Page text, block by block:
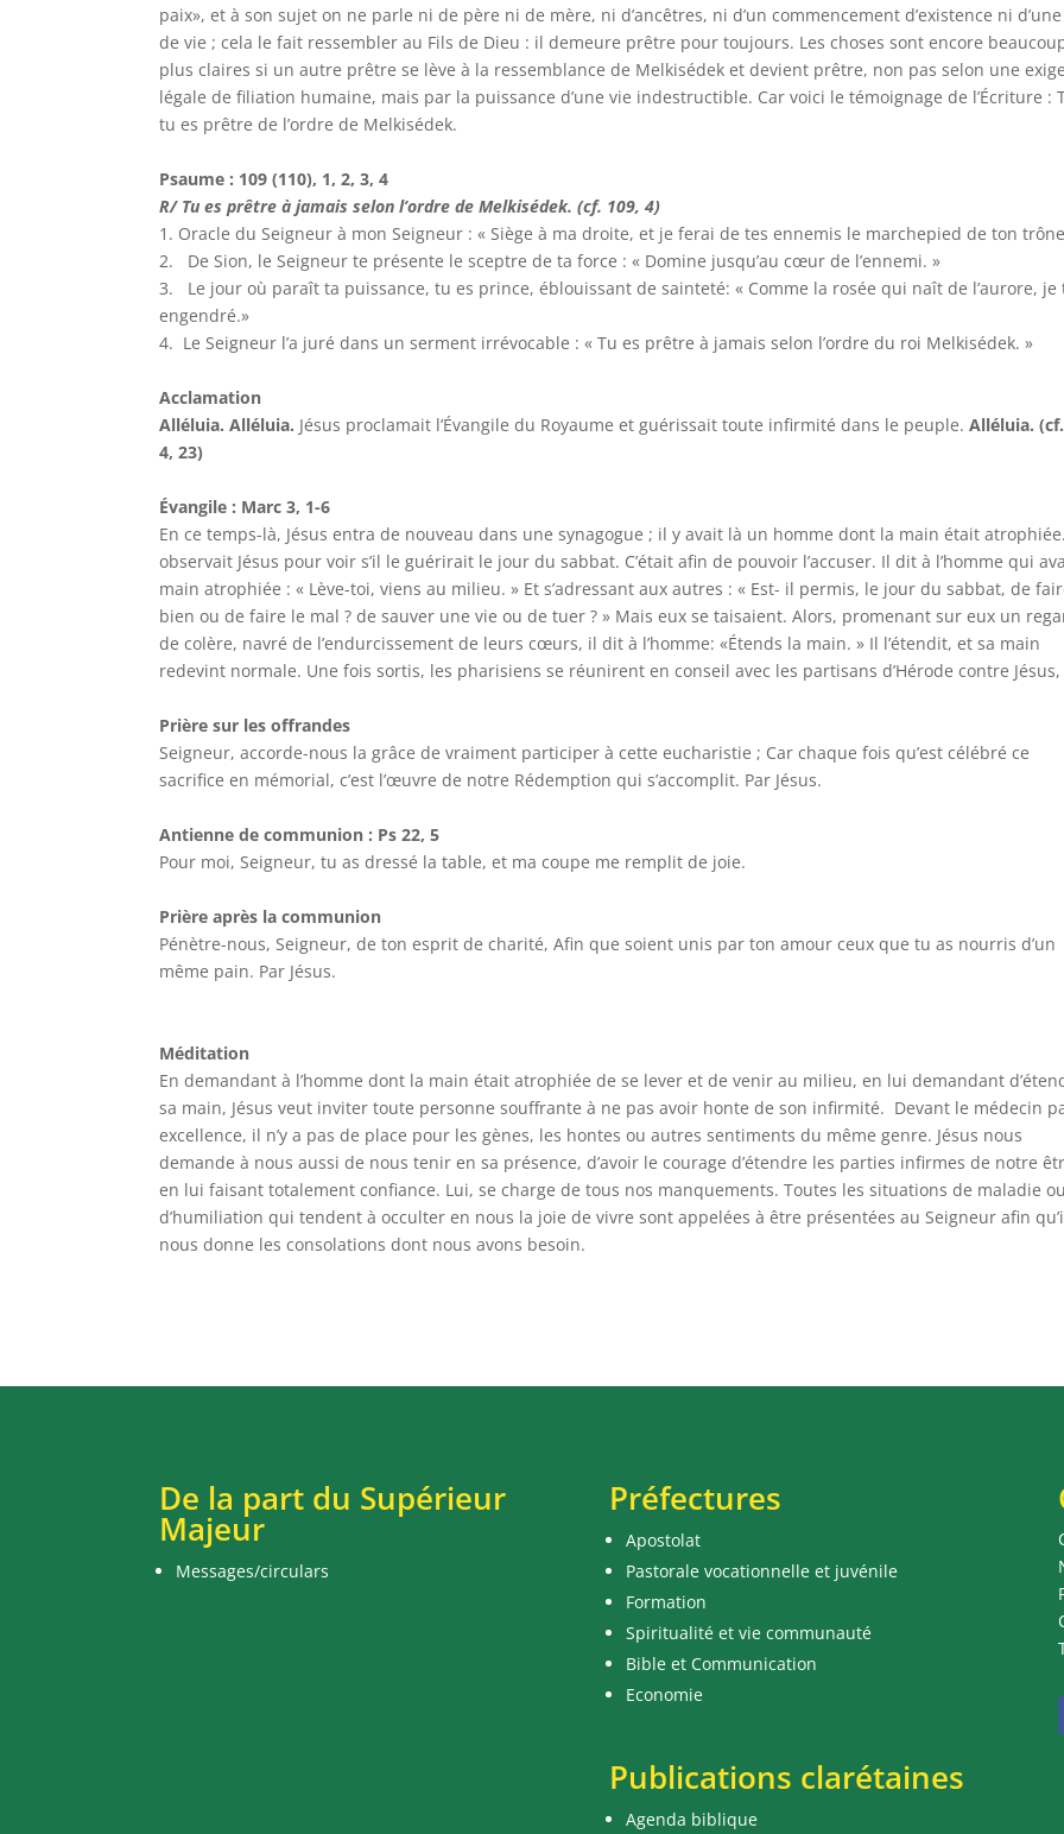
paix», et à son sujet on ne parle ni de père ni de mère, ni d’ancêtres, ni d’un commencement d’existence ni
de vie ; cela le fait ressembler au Fils de Dieu : il demeure prêtre pour toujours. Les choses sont encore
plus claires si un autre prêtre se lève à la ressemblance de Melkisédek et devient prêtre, non pas selon une
légale de filiation humaine, mais par la puissance d’une vie indestructible. Car voici le témoignage de l’Écriture :
tu es prêtre de l’ordre de Melkisédek.
Psaume : 109 (110), 1, 2, 3, 4
R/ Tu es prêtre à jamais selon l’ordre de Melkisédek. (cf. 109, 4)
1. Oracle du Seigneur à mon Seigneur : « Siège à ma droite, et je ferai de tes ennemis le marchepied de ton
2. De Sion, le Seigneur te présente le sceptre de ta force : « Domine jusqu’au cœur de l’ennemi. »
3. Le jour où paraît ta puissance, tu es prince, éblouissant de sainteté: « Comme la rosée qui naît de l’aurore, je
engendré.»
4. Le Seigneur l’a juré dans un serment irrévocable : « Tu es prêtre à jamais selon l’ordre du roi Melkisédek. »
Acclamation
Alléluia. Alléluia. Jésus proclamait l’Évangile du Royaume et guérissait toute infirmité dans le peuple. Alléluia.
4, 23)
Évangile : Marc 3, 1-6
En ce temps-là, Jésus entra de nouveau dans une synagogue ; il y avait là un homme dont la main était
observait Jésus pour voir s’il le guérirait le jour du sabbat. C’était afin de pouvoir l’accuser. Il dit à l’homme qui
main atrophiée : « Lève-toi, viens au milieu. » Et s’adressant aux autres : « Est- il permis, le jour du sabbat, de
bien ou de faire le mal ? de sauver une vie ou de tuer ? » Mais eux se taisaient. Alors, promenant sur eux un
de colère, navré de l’endurcissement de leurs cœurs, il dit à l’homme: «Étends la main. » Il l’étendit, et sa main
redevint normale. Une fois sortis, les pharisiens se réunirent en conseil avec les partisans d’Hérode contre Jésus,
Prière sur les offrandes
Seigneur, accorde-nous la grâce de vraiment participer à cette eucharistie ; Car chaque fois qu’est célébré ce
sacrifice en mémorial, c’est l’œuvre de notre Rédemption qui s’accomplit. Par Jésus.
Antienne de communion : Ps 22, 5
Pour moi, Seigneur, tu as dressé la table, et ma coupe me remplit de joie.
Prière après la communion
Pénètre-nous, Seigneur, de ton esprit de charité, Afin que soient unis par ton amour ceux que tu as nourris d’un
même pain. Par Jésus.
Méditation
En demandant à l’homme dont la main était atrophiée de se lever et de venir au milieu, en lui demandant
sa main, Jésus veut inviter toute personne souffrante à ne pas avoir honte de son infirmité. Devant le médecin
excellence, il n’y a pas de place pour les gènes, les hontes ou autres sentiments du même genre. Jésus nous
demande à nous aussi de nous tenir en sa présence, d’avoir le courage d’étendre les parties infirmes de notre
en lui faisant totalement confiance. Lui, se charge de tous nos manquements. Toutes les situations de maladie ou
d’humiliation qui tendent à occulter en nous la joie de vivre sont appelées à être présentées au Seigneur afin
nous donne les consolations dont nous avons besoin.
De la part du Supérieur
Majeur
Messages/circulars
Préfectures
Apostolat
Pastorale vocationnelle et juvénile
Formation
Spiritualité et vie communauté
Bible et Communication
Economie
Publications clarétaines
Agenda biblique